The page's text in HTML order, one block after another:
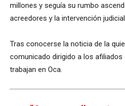
millones y seguía su rumbo
acreedores y la intervención judicial.
Tras conocerse la noticia de la
comunicado dirigido a los afiliados
trabajan en Oca.